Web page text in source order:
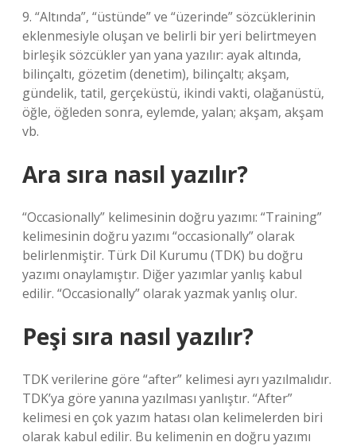
9. “Altında”, “üstünde” ve “üzerinde” sözcüklerinin
eklenmesiyle oluşan ve belirli bir yeri belirtmeyen
birleşik sözcükler yan yana yazılır: ayak altında,
bilinçaltı, gözetim (denetim), bilinçaltı; akşam,
gündelik, tatil, gerçeküstü, ikindi vakti, olağanüstü,
öğle, öğleden sonra, eylemde, yalan; akşam, akşam
vb.
Ara sıra nasıl yazılır?
“Occasionally” kelimesinin doğru yazımı: “Training”
kelimesinin doğru yazımı “occasionally” olarak
belirlenmiştir. Türk Dil Kurumu (TDK) bu doğru
yazımı onaylamıştır. Diğer yazımlar yanlış kabul
edilir. “Occasionally” olarak yazmak yanlış olur.
Peşi sıra nasıl yazılır?
TDK verilerine göre “after” kelimesi ayrı yazılmalıdır.
TDK’ya göre yanına yazılması yanlıştır. “After”
kelimesi en çok yazım hatası olan kelimelerden biri
olarak kabul edilir. Bu kelimenin en doğru yazımı